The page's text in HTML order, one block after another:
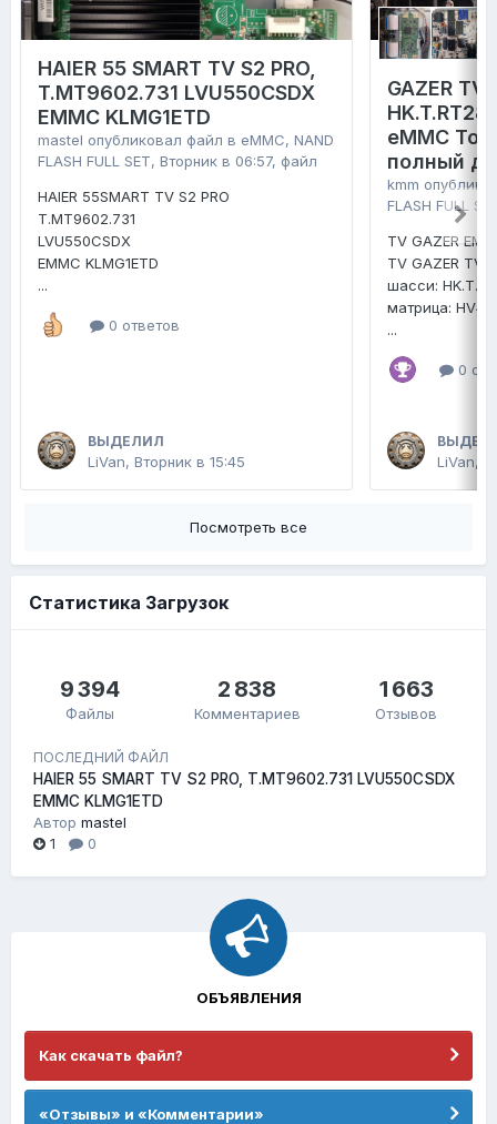
HAIER 55 SMART TV S2 PRO,
T.MT9602.731 LVU550CSDX
EMMC KLMG1ETD
mastel опубликовал файл в eMMC, NAND
FLASH FULL SET, Вторник в 06:57, файл
HAIER 55SMART TV S2 PRO
T.MT9602.731
LVU550CSDX
EMMC KLMG1ETD
...
0 ответов
ВЫДЕЛИЛ
LiVan, Вторник в 15:45
GAZER
eMMC
полный
kmm
FLASH FULL
TV GAZER
TV GAZER
шасси:
матрица:
...
0
LiVan,
Посмотреть все
Статистика Загрузок
9 394
Файлы
2 838
Комментариев
1 663
Отзывов
ПОСЛЕДНИЙ ФАЙЛ
HAIER 55 SMART TV S2 PRO, T.MT9602.731 LVU550CSDX
EMMC KLMG1ETD
Автор mastel
1
0
ОБЪЯВЛЕНИЯ
Как скачать файл?
«Отзывы» и «Комментарии»